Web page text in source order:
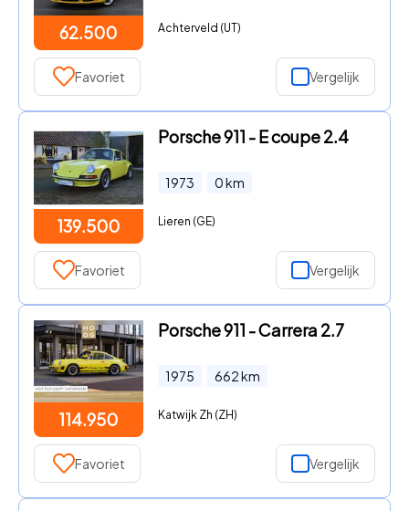
62.500 Achterveld (UT)
Favoriet Vergelijk
139.500
Porsche 911 - E coupe 2.4
1973 0km
Lieren (GE)
Favoriet Vergelijk
114.950
Porsche 911 - Carrera 2.7
1975 662km
Katwijk Zh (ZH)
Favoriet Vergelijk